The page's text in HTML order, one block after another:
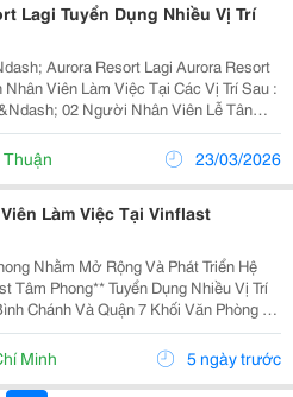
Lagi Tuyển Dụng Nhiều Vị Trí
Aurora Resort Lagi Aurora Resort
Nhân Viên Làm Việc Tại Các Vị Trí Sau :
Người Nhân Viên Lễ Tân
Check-In / Check-Out &Bull; Hướng Dẫn...
Thuận 23/03/2026
Làm Việc Tại Vinflast
Triển Hệ
Tuyển Dụng Nhiều Vị Trí
Và Quận 7 Khối Văn Phòng 1.
02 Năm Về
Học Việc Cố Vấn Dịch Vụ:...
Minh 5 ngày trước